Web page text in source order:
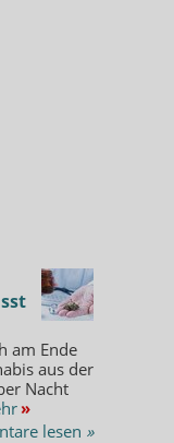
am Ende
aus der
Nacht
»
lesen »